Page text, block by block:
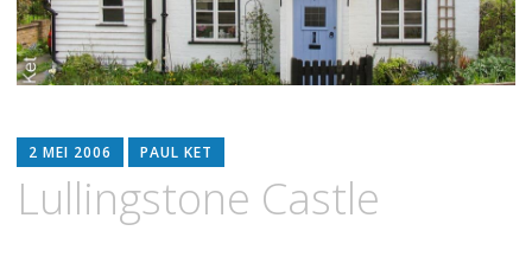
2 MEI 2006 PAUL KET
Lullingstone Castle